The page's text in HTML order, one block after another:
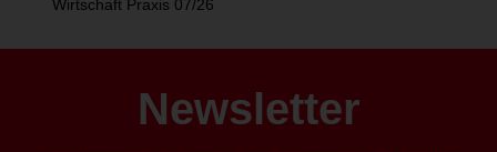
Wirtschaft Praxis 07/26
Newsletter